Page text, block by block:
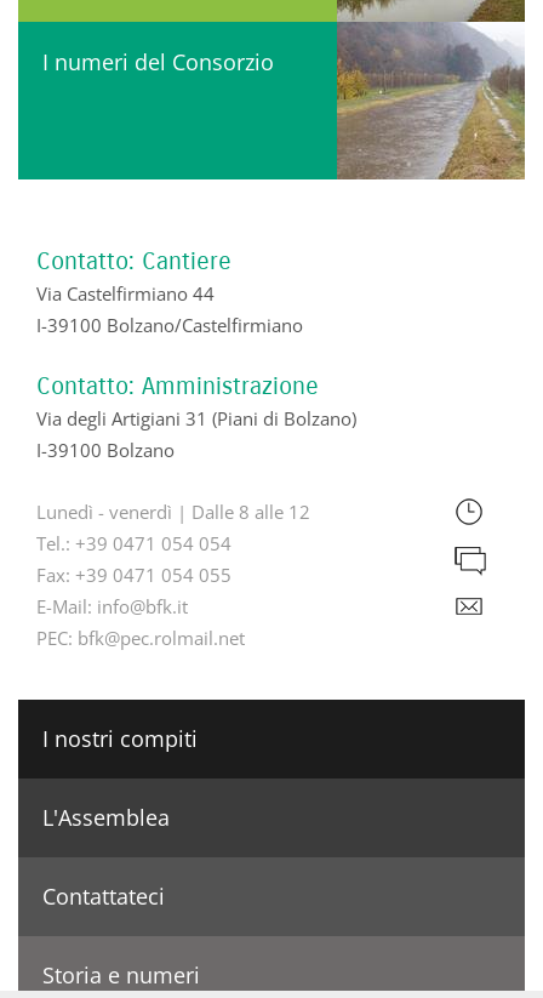
I numeri del Consorzio
Contatto: Cantiere
Via Castelfirmiano 44
I-39100 Bolzano/Castelfirmiano
Contatto: Amministrazione
Via degli Artigiani 31 (Piani di Bolzano)
I-39100 Bolzano
Lunedì - venerdì | Dalle 8 alle 12
Tel.: +39 0471 054 054
Fax: +39 0471 054 055
E-Mail: info@bfk.it
PEC: bfk@pec.rolmail.net
I nostri compiti
L'Assemblea
Contattateci
Storia e numeri